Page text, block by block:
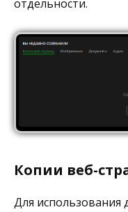
отдельности.
Копии веб-
Для